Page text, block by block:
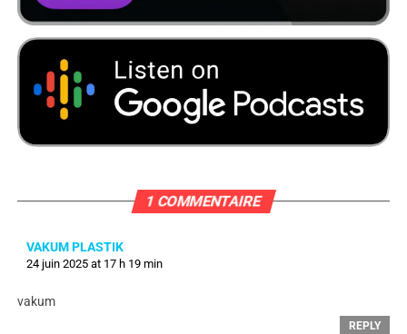
1 COMMENTAIRE
VAKUM PLASTIK
24 juin 2025 at 17 h 19 min
vakum
REPLY